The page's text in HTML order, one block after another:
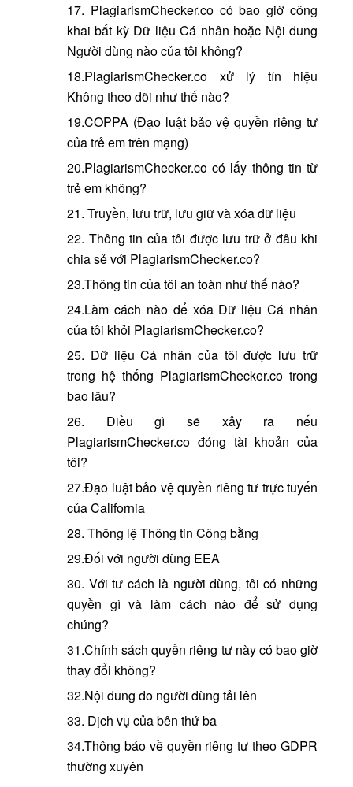
17. PlagiarismChecker.co có bao giờ công
khai bất kỳ Dữ liệu Cá nhân hoặc Nội dung
Người dùng nào của tôi không?
18.PlagiarismChecker.co xử lý tín hiệu
Không theo dõi như thế nào?
19.COPPA (Đạo luật bảo vệ quyền riêng tư
của trẻ em trên mạng)
20.PlagiarismChecker.co có lấy thông tin từ
trẻ em không?
21. Truyền, lưu trữ, lưu giữ và xóa dữ liệu
22. Thông tin của tôi được lưu trữ ở đâu khi
chia sẻ với PlagiarismChecker.co?
23.Thông tin của tôi an toàn như thế nào?
24.Làm cách nào để xóa Dữ liệu Cá nhân
của tôi khỏi PlagiarismChecker.co?
25. Dữ liệu Cá nhân của tôi được lưu trữ
trong hệ thống PlagiarismChecker.co trong
bao lâu?
26. Điều gì sẽ xảy ra nếu
PlagiarismChecker.co đóng tài khoản của
tôi?
27.Đạo luật bảo vệ quyền riêng tư trực tuyến
của California
28. Thông lệ Thông tin Công bằng
29.Đối với người dùng EEA
30. Với tư cách là người dùng, tôi có những
quyền gì và làm cách nào để sử dụng
chúng?
31.Chính sách quyền riêng tư này có bao giờ
thay đổi không?
32.Nội dung do người dùng tải lên
33. Dịch vụ của bên thứ ba
34.Thông báo về quyền riêng tư theo GDPR
thường xuyên